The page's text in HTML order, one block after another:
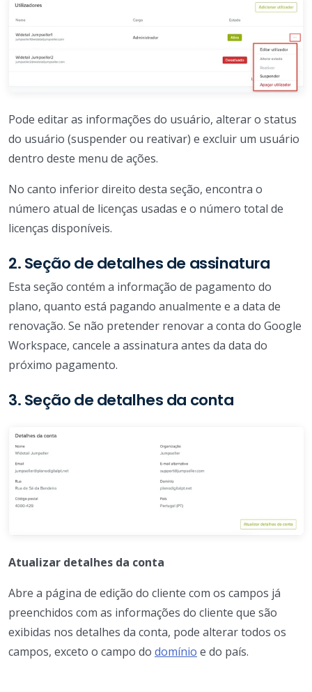
Pode editar as informações do usuário, alterar o status
do usuário (suspender ou reativar) e excluir um usuário
dentro deste menu de ações.
No canto inferior direito desta seção, encontra o
número atual de licenças usadas e o número total de
licenças disponíveis.
2. Seção de detalhes de assinatura
Esta seção contém a informação de pagamento do
plano, quanto está pagando anualmente e a data de
renovação. Se não pretender renovar a conta do Google
Workspace, cancele a assinatura antes da data do
próximo pagamento.
3. Seção de detalhes da conta
Atualizar detalhes da conta
Abre a página de edição do cliente com os campos já
preenchidos com as informações do cliente que são
exibidas nos detalhes da conta, pode alterar todos os
campos, exceto o campo do domínio e do país.